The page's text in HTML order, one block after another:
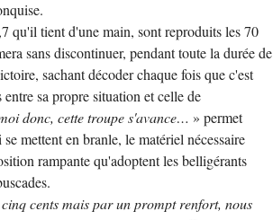
qu'il tient d'une main, sont reproduits les 70
sans discontinuer, pendant toute la durée de
sachant décoder chaque fois que c'est
sa propre situation et celle de
donc, cette troupe s'avance… » permet
mettent en branle, le matériel nécessaire
rampante qu'adoptent les belligérants
cents mais par un prompt renfort, nous